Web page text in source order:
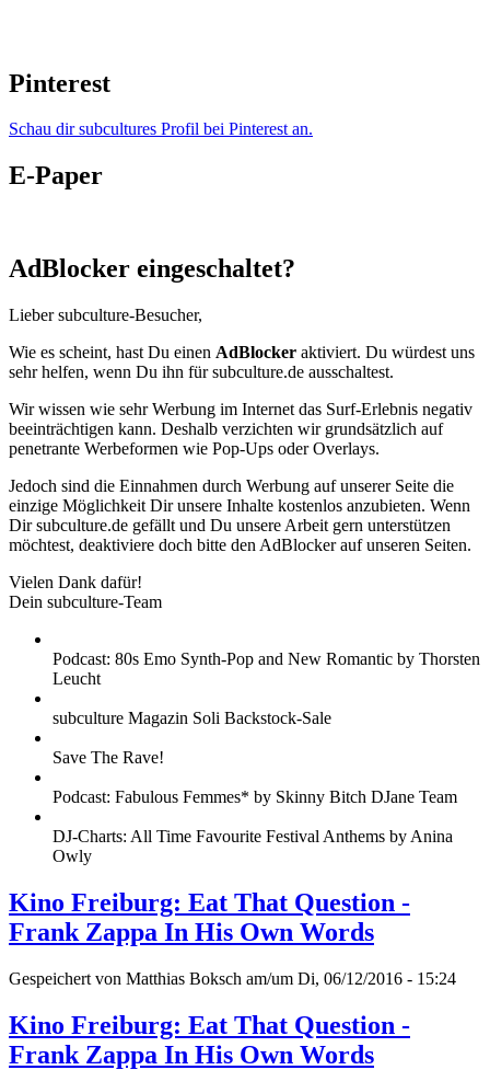
Pinterest
Schau dir subcultures Profil bei Pinterest an.
E-Paper
AdBlocker eingeschaltet?
Lieber subculture-Besucher,
Wie es scheint, hast Du einen AdBlocker aktiviert. Du würdest uns
sehr helfen, wenn Du ihn für subculture.de ausschaltest.
Wir wissen wie sehr Werbung im Internet das Surf-Erlebnis negativ
beeinträchtigen kann. Deshalb verzichten wir grundsätzlich auf
penetrante Werbeformen wie Pop-Ups oder Overlays.
Jedoch sind die Einnahmen durch Werbung auf unserer Seite die
einzige Möglichkeit Dir unsere Inhalte kostenlos anzubieten. Wenn
Dir subculture.de gefällt und Du unsere Arbeit gern unterstützen
möchtest, deaktiviere doch bitte den AdBlocker auf unseren Seiten.
Vielen Dank dafür!
Dein subculture-Team
Podcast: 80s Emo Synth-Pop and New Romantic by Thorsten
Leucht
subculture Magazin Soli Backstock-Sale
Save The Rave!
Podcast: Fabulous Femmes* by Skinny Bitch DJane Team
DJ-Charts: All Time Favourite Festival Anthems by Anina
Owly
Kino Freiburg: Eat That Question -
Frank Zappa In His Own Words
Gespeichert von Matthias Boksch am/um Di, 06/12/2016 - 15:24
Kino Freiburg: Eat That Question -
Frank Zappa In His Own Words